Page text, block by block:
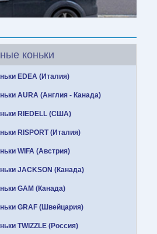
коньки
EDEA (Италия)
AURA (Англия - Канада)
RIEDELL (США)
RISPORT (Италия)
WIFA (Австрия)
JACKSON (Канада)
GAM (Канада)
GRAF (Швейцария)
TWIZZLE (Россия)